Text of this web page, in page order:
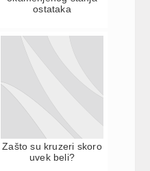
ostataka
Zašto su kruzeri skoro
uvek beli?